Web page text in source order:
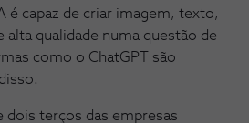
é capaz de criar imagem, texto,
alta qualidade numa questão de
como o ChatGPT são
dois terços das empresas